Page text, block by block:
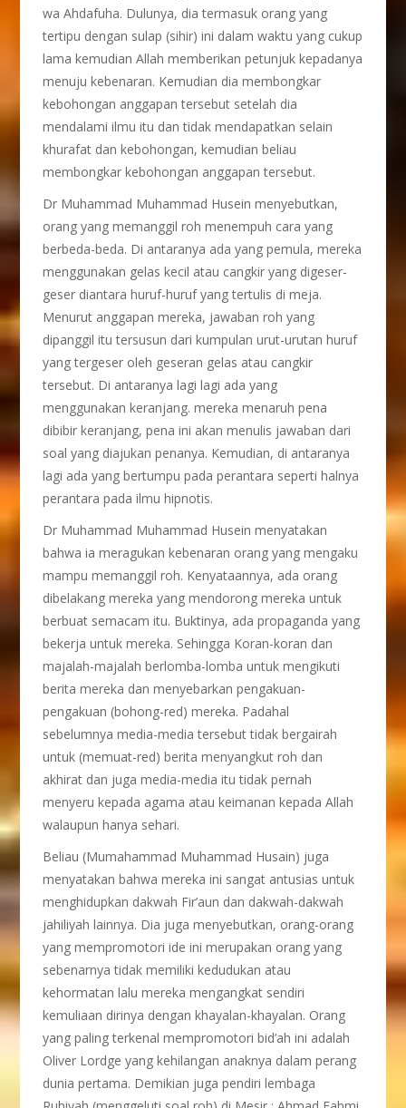
wa Ahdafuha. Dulunya, dia termasuk orang yang
tertipu dengan sulap (sihir) ini dalam waktu yang cukup
lama kemudian Allah memberikan petunjuk kepadanya
menuju kebenaran. Kemudian dia membongkar
kebohongan anggapan tersebut setelah dia
mendalami ilmu itu dan tidak mendapatkan selain
khurafat dan kebohongan, kemudian beliau
membongkar kebohongan anggapan tersebut.
Dr Muhammad Muhammad Husein menyebutkan,
orang yang memanggil roh menempuh cara yang
berbeda-beda. Di antaranya ada yang pemula, mereka
menggunakan gelas kecil atau cangkir yang digeser-
geser diantara huruf-huruf yang tertulis di meja.
Menurut anggapan mereka, jawaban roh yang
dipanggil itu tersusun dari kumpulan urut-urutan huruf
yang tergeser oleh geseran gelas atau cangkir
tersebut. Di antaranya lagi lagi ada yang
menggunakan keranjang. mereka menaruh pena
dibibir keranjang, pena ini akan menulis jawaban dari
soal yang diajukan penanya. Kemudian, di antaranya
lagi ada yang bertumpu pada perantara seperti halnya
perantara pada ilmu hipnotis.
Dr Muhammad Muhammad Husein menyatakan
bahwa ia meragukan kebenaran orang yang mengaku
mampu memanggil roh. Kenyataannya, ada orang
dibelakang mereka yang mendorong mereka untuk
berbuat semacam itu. Buktinya, ada propaganda yang
bekerja untuk mereka. Sehingga Koran-koran dan
majalah-majalah berlomba-lomba untuk mengikuti
berita mereka dan menyebarkan pengakuan-
pengakuan (bohong-red) mereka. Padahal
sebelumnya media-media tersebut tidak bergairah
untuk (memuat-red) berita menyangkut roh dan
akhirat dan juga media-media itu tidak pernah
menyeru kepada agama atau keimanan kepada Allah
walaupun hanya sehari.
Beliau (Mumahammad Muhammad Husain) juga
menyatakan bahwa mereka ini sangat antusias untuk
menghidupkan dakwah Fir’aun dan dakwah-dakwah
jahiliyah lainnya. Dia juga menyebutkan, orang-orang
yang mempromotori ide ini merupakan orang yang
sebenarnya tidak memiliki kedudukan atau
kehormatan lalu mereka mengangkat sendiri
kemuliaan dirinya dengan khayalan-khayalan. Orang
yang paling terkenal mempromotori bid’ah ini adalah
Oliver Lordge yang kehilangan anaknya dalam perang
dunia pertama. Demikian juga pendiri lembaga